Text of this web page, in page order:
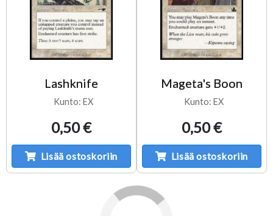
Lashknife
Kunto: EX
0,50 €
Lisää ostoskoriin
Mageta's Boon
Kunto: EX
0,50 €
Lisää ostoskoriin